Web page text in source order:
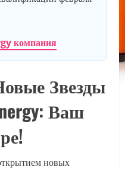
компания
Звезды
Ваш
новых